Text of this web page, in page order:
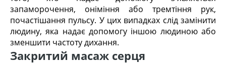
запаморочення, оніміння або тремтіння рук,
почастішання пульсу. У цих випадках слід замінити
людину, яка надає допомогу іншою людиною або
зменшити частоту дихання.
Закритий масаж серця